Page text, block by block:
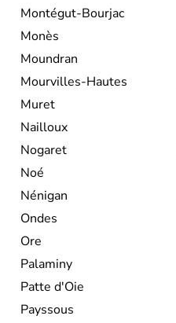
Montégut-Bourjac
Monès
Moundran
Mourvilles-Hautes
Muret
Nailloux
Nogaret
Noé
Nénigan
Ondes
Ore
Palaminy
Patte d'Oie
Payssous